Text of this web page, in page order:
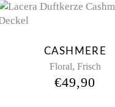
CASHMERE
Floral, Frisch
€49,90